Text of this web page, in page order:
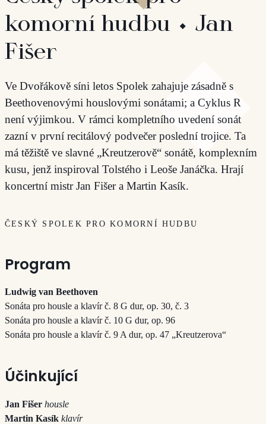
komorní hudbu ⬩ Jan
Fišer
Ve Dvořákově síni letos Spolek zahajuje zásadně s
Beethovenovými houslovými sonátami; a Cyklus R
není výjimkou. V rámci kompletního uvedení sonát
zazní v první recitálový podvečer poslední trojice. Ta
má těžiště ve slavné „Kreutzerově“ sonátě, komplexním
kusu, jenž inspiroval Tolstého i Leoše Janáčka. Hrají
koncertní mistr Jan Fišer a Martin Kasík.
ČESKÝ SPOLEK PRO KOMORNÍ HUDBU
Program
Ludwig van Beethoven
Sonáta pro housle a klavír č. 8 G dur, op. 30, č. 3
Sonáta pro housle a klavír č. 10 G dur, op. 96
Sonáta pro housle a klavír č. 9 A dur, op. 47 „Kreutzerova“
Účinkující
Jan Fišer housle
Martin Kasík klavír